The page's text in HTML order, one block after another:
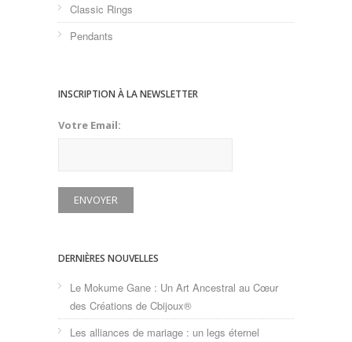
Classic Rings
Pendants
INSCRIPTION À LA NEWSLETTER
Votre Email:
DERNIÈRES NOUVELLES
Le Mokume Gane : Un Art Ancestral au Cœur
des Créations de Cbijoux®
Les alliances de mariage : un legs éternel